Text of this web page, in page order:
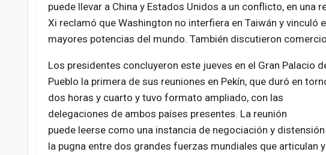
puede llevar a China y Estados Unidos a un conflicto, en una
Xi reclamó que Washington no interfiera en Taiwán y
mayores potencias del mundo. También discutieron
Los presidentes concluyeron este jueves en el Gran Palacio
Pueblo la primera de sus reuniones en Pekín, que duró en
dos horas y cuarto y tuvo formato ampliado, con las
delegaciones de ambos países presentes. La reunión
puede leerse como una instancia de negociación y distensión
la pugna entre dos grandes fuerzas mundiales que articulan y